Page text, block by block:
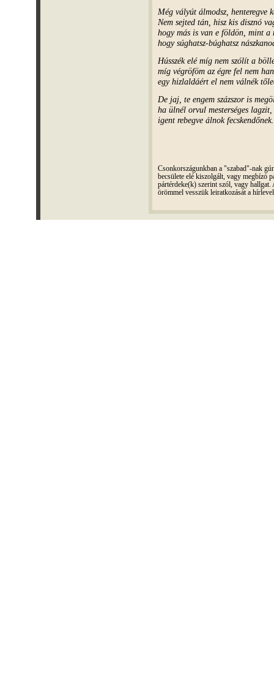
Még vályút álmodsz, henteregve
Nem sejted tán, hisz kis disznó
hogy más is van e földön, mint a
hogy súghatsz-búghatsz
Hússzék elé míg nem szólít a
míg végröföm az égre fel nem
egy hizlaldáért el nem válnék
De jaj, te engem százszor is
ha ülnél orvul mesterséges lagzit,
igent rebegve álnok fecskendőnek.
Csonkországunkban a "szabad"-nak
becsülete elé kiszolgált, vagy megbízó
pártérdeke(k) szerint szól, vagy
örömmel vesszük leiratkozását a